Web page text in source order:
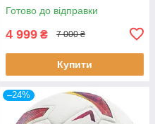
Готово до відправки
4 999 ₴ 7 000 ₴
Купити
–24%